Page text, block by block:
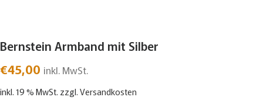
Bernstein Armband mit Silber
€45,00 inkl. MwSt.
inkl. 19 % MwSt. zzgl.Versandkosten